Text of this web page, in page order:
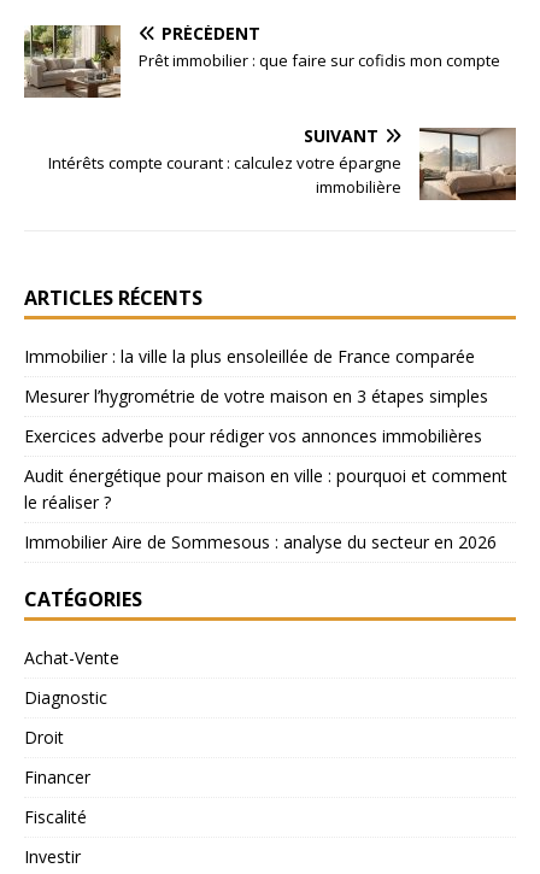
PRÉCÉDENT
Prêt immobilier : que faire sur cofidis mon compte
SUIVANT
Intérêts compte courant : calculez votre épargne
immobilière
ARTICLES RÉCENTS
Immobilier : la ville la plus ensoleillée de France comparée
Mesurer l’hygrométrie de votre maison en 3 étapes simples
Exercices adverbe pour rédiger vos annonces immobilières
Audit énergétique pour maison en ville : pourquoi et comment
le réaliser ?
Immobilier Aire de Sommesous : analyse du secteur en 2026
CATÉGORIES
Achat-Vente
Diagnostic
Droit
Financer
Fiscalité
Investir